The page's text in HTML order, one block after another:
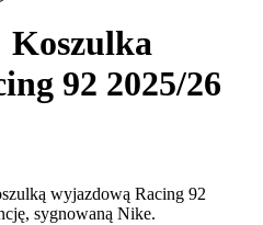
Koszulka
92 2025/26
wyjazdową Racing 92
sygnowaną Nike.